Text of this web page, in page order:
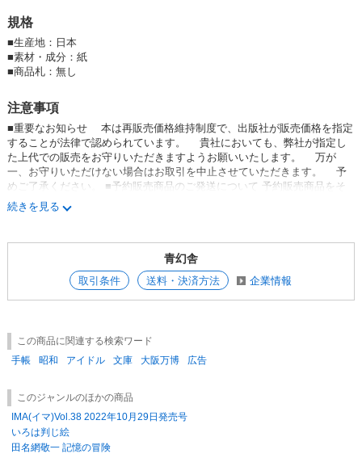
様化・高額化が進みもはや《こども向け》と一括りにはできない 大人顔
負けの広告が頻出。 また人気キャラクターに加えてアイドルたちの起用
が増加します。
夢や憧れに加えて性への関心や公害問題科学万能思想への懐疑 オイルシ
当時の多感な少年少女たちの好奇心をも浮き彫りにさせる貴重な資料集で
す。
編集：おおこしたかのぶ ほうとうひろし
規格
■生産地：日本
■素材・成分：紙
■商品札：無し
注意事項
■重要なお知らせ 本は再販売価格維持制度で、出版社が販売価格を指定
することが法律で認められています。 貴社においても、弊社が指定し
た上代での販売をお守りいただきますようお願いいたします。 万が
一、お守りいただけない場合はお取引を中止させていただきます。 予
めご了承ください。 ■予約販売商品のご発送について 予約販売商品をそ
の他の書籍とあわせてご発注頂いた場合、基本的にすべてまとめて保留対
応とさせて頂き、予約商品が再入庫後にまとめて発送致します。 ※先に
い。 ＜例外ケース＞ 予約商品単体と、その他書籍のご注文総額がいずれ
も送料ロット以上の場合は、その他書籍を先に最短納期でお手配いたしま
続きを見る
青幻舎
取引条件 送料・決済方法 企業情報
この商品に関連する検索ワード
手帳
昭和 アイドル 文庫 大阪万博 広告
このジャンルのほかの商品
IMA(イマ)Vol.38 2022年10月29日発売号
いろは判じ絵
田名網敬一 記憶の冒険